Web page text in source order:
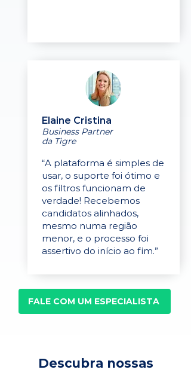
Elaine Cristina
Business Partner
da Tigre
“A plataforma é simples de
usar, o suporte foi ótimo e
os filtros funcionam de
verdade! Recebemos
candidatos alinhados,
mesmo numa região
menor, e o processo foi
assertivo do início ao fim.”
FALE COM UM ESPECIALISTA
Descubra nossas